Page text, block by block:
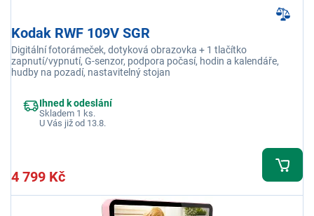
Kodak RWF 109V SGR
Digitální fotorámeček, dotyková obrazovka + 1 tlačítko
zapnutí/vypnutí, G-senzor, podpora počasí, hodin a kalendáře,
hudby na pozadí, nastavitelný stojan
Ihned k odeslání
Skladem 1 ks.
U Vás již od 13.8.
4 799 Kč